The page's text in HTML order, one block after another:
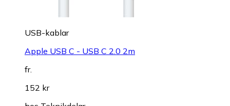
USB-kablar
Apple USB C - USB C 2.0 2m
fr.
152 kr